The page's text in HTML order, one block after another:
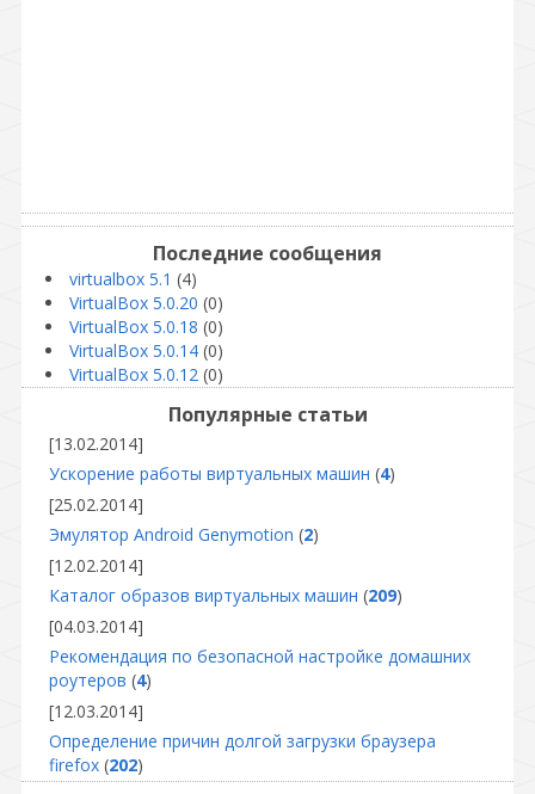
Последние сообщения
virtualbox 5.1 (4)
VirtualBox 5.0.20 (0)
VirtualBox 5.0.18 (0)
VirtualBox 5.0.14 (0)
VirtualBox 5.0.12 (0)
Популярные статьи
[13.02.2014]
Ускорение работы виртуальных машин (4)
[25.02.2014]
Эмулятор Android Genymotion (2)
[12.02.2014]
Каталог образов виртуальных машин (209)
[04.03.2014]
Рекомендация по безопасной настройке домашних
роутеров (4)
[12.03.2014]
Определение причин долгой загрузки браузера
firefox (202)